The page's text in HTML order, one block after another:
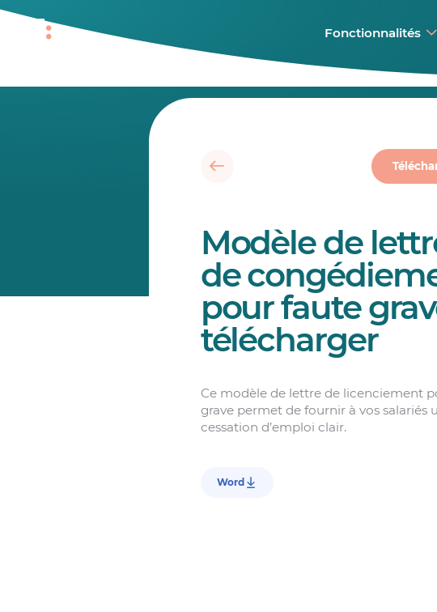
Fonctionnalités
Modèle de
de
pour faute
télécharger
Ce modèle de lettre de licenciement
grave permet de fournir à vos salariés
cessation d’emploi clair.
Word